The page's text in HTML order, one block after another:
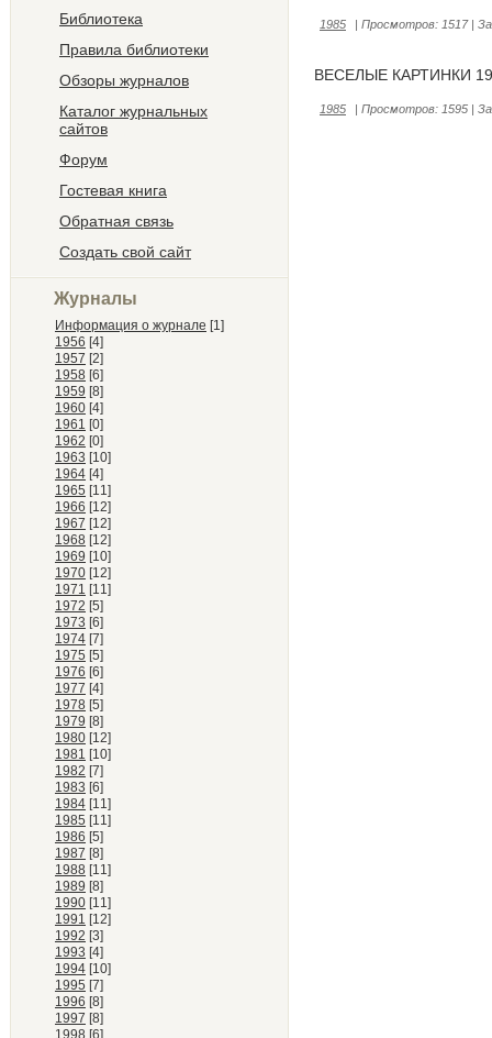
Библиотека
Правила библиотеки
Обзоры журналов
Каталог журнальных
сайтов
Форум
Гостевая книга
Обратная связь
Создать свой сайт
Журналы
Информация о журнале [1]
1956 [4]
1957 [2]
1958 [6]
1959 [8]
1960 [4]
1961 [0]
1962 [0]
1963 [10]
1964 [4]
1965 [11]
1966 [12]
1967 [12]
1968 [12]
1969 [10]
1970 [12]
1971 [11]
1972 [5]
1973 [6]
1974 [7]
1975 [5]
1976 [6]
1977 [4]
1978 [5]
1979 [8]
1980 [12]
1981 [10]
1982 [7]
1983 [6]
1984 [11]
1985 [11]
1986 [5]
1987 [8]
1988 [11]
1989 [8]
1990 [11]
1991 [12]
1992 [3]
1993 [4]
1994 [10]
1995 [7]
1996 [8]
1997 [8]
1998 [6]
1985 | Просмотров: 1517|
ВЕСЕЛЫЕ КАРТИНКИ
1985 | Просмотров: 1595 |